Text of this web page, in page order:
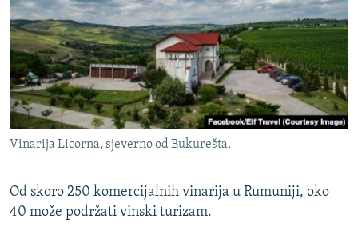
Vinarija Licorna, sjeverno od Bukurešta.
Od skoro 250 komercijalnih vinarija u Rumuniji, oko
40 može podržati vinski turizam.